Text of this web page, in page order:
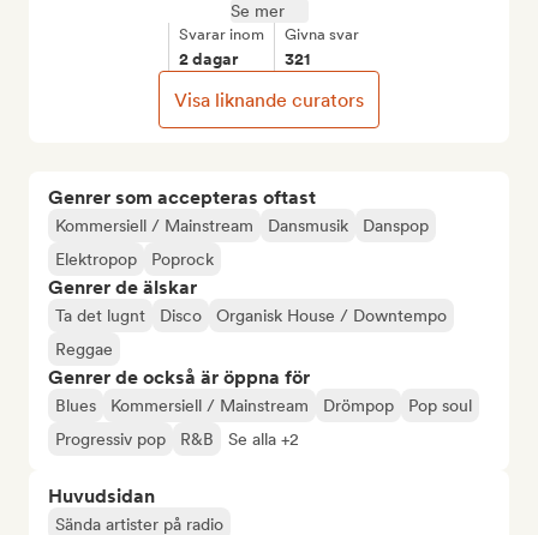
Genrer som accepteras oftast
Kommersiell / Mainstream Dansmusik
Danspop
Elektropop
Poprock
Genrer de älskar
Ta det lugnt Disco
Organisk House / Downtempo
Reggae
Genrer de också är öppna för
Blues Kommersiell / Mainstream Drömpop
Pop soul
Progressiv pop
R&B Se alla +2
Huvudsidan
Sända artister på radio
Se mer
Svarar inom
2 dagar
Givna svar
321
Visa liknande curators